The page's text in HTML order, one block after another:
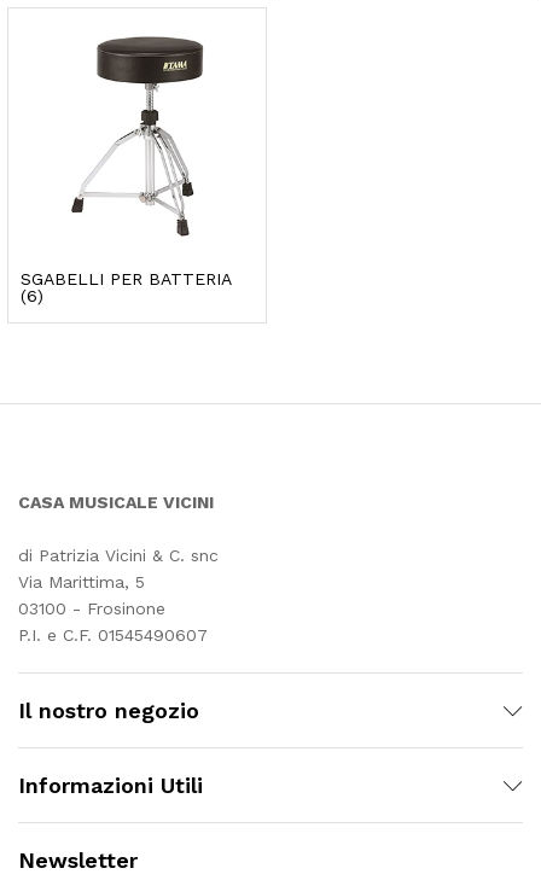
SGABELLI PER BATTERIA
(6)
CASA MUSICALE VICINI
di Patrizia Vicini & C. snc
Via Marittima, 5
03100 - Frosinone
P.I. e C.F. 01545490607
Il nostro negozio
Informazioni Utili
Newsletter